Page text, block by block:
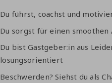
Du führst, coachst und
Du sorgst für einen smoothen
Du bist Gastgeber:in aus
lösungsorientiert
Beschwerden? Siehst du als